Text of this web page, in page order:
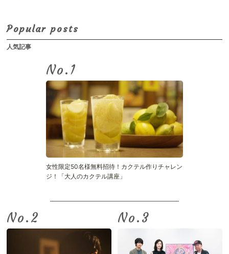
Popular posts
人気記事
No.
女性限定50名様無料招待！カクテル作りチャレン
ジ！「大人のカクテル講座」
No. No.